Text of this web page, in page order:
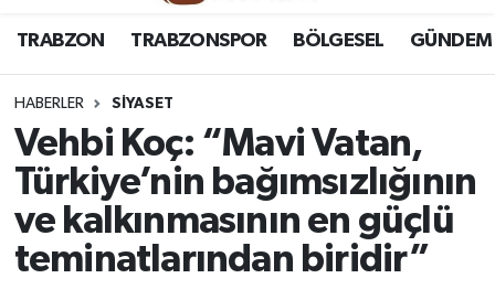
TRABZON TRABZONSPOR BÖLGESEL GÜNDEM
HABERLER SİYASET
Vehbi Koç: “Mavi Vatan,
Türkiye’nin bağımsızlığının
ve kalkınmasının en güçlü
teminatlarından biridir”
Namaz Vakitleri
Trafik Durumu
Süper Lig Puan Durumu ve Fikstür
Tüm Manşetler
Son Dakika Haberleri